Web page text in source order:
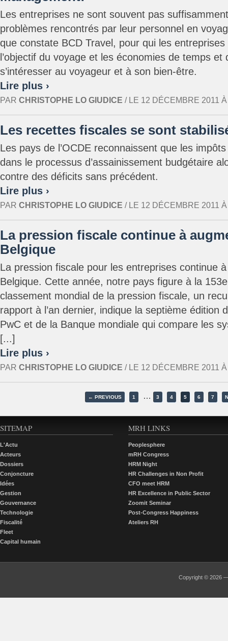
Les entreprises ne sont souvent pas
problèmes rencontrés par leur personnel en
que constate BCD Travel, pour qui les
l’objectif du voyage et les économies de temps et
s’intéresser au voyageur et à son bien-être.
Lire plus ›
PAR CHRISTOPHE LO GIUDICE / LE 12 DÉCEMBRE 2011
Les recettes fiscales se sont
Les pays de l’OCDE reconnaissent que les
dans le processus d’assainissement budgétaire
contre des déficits sans précédent.
Lire plus ›
PAR CHRISTOPHE LO GIUDICE / LE 12 DÉCEMBRE 2011
La pression fiscale continue à
Belgique
La pression fiscale pour les entreprises continue
Belgique. Cette année, notre pays figure à la
classement mondial de la pression fiscale, un
rapport à l’an dernier, indique la septième édition
PwC et de la Banque mondiale qui compare les
[...]
Lire plus ›
PAR CHRISTOPHE LO GIUDICE / LE 12 DÉCEMBRE 2011
← PREVIOUS 1 … 3 4 5 6 7
SITEMAP
L'Actu
Acteurs
Dossiers
Conjoncture
Idées
Gestion
Gouvernance
Technologie
Fiscalité
Fleet
Capital humain
MRH LINKS
Peoplesphere
mRH Congress
HRM Night
HR Challenges in Non Profit
CFO meet HRM
HR Excellence in Public Sector
Zoomit Seminar
Post-Congress Happiness
Ateliers RH
Copyright © 2026